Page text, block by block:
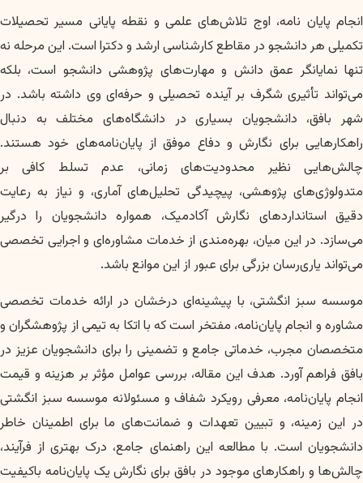
انجام پایان نامه، اوج تلاش‌های علمی و نقطه پایانی مسیر تحصیلات
تکمیلی هر دانشجو در مقاطع کارشناسی ارشد و دکترا است. این مرحله نه
تنها نمایانگر عمق دانش و مهارت‌های پژوهشی دانشجو است، بلکه
می‌تواند تأثیری شگرف بر آینده تحصیلی و حرفه‌ای وی داشته باشد. در
شهر بافق، دانشجویان بسیاری در دانشگاه‌های مختلف به دنبال
راهکارهایی برای نگارش و دفاع موفق از پایان‌نامه‌های خود هستند.
چالش‌هایی نظیر محدودیت‌های زمانی، عدم تسلط کافی بر
متدولوژی‌های پژوهشی، پیچیدگی تحلیل‌های آماری، و نیاز به رعایت
دقیق استانداردهای نگارش آکادمیک، همواره دانشجویان را درگیر
می‌سازد. در این میان، بهره‌مندی از خدمات مشاوره‌ای و اجرایی تخصصی
می‌تواند یاری‌رسان بزرگی برای عبور از این موانع باشد.
موسسه سبز انگشتی، با پیشینه‌ای درخشان در ارائه خدمات تخصصی
مشاوره و انجام پایان‌نامه، مفتخر است که با اتکا به تیمی از پژوهشگران و
متخصصان مجرب، خدماتی جامع و تضمینی را برای دانشجویان عزیز در
بافق فراهم آورد. هدف این مقاله، بررسی عوامل مؤثر بر هزینه و قیمت
انجام پایان‌نامه، معرفی رویکرد شفاف و مسئولانه موسسه سبز انگشتی
در این زمینه، و تبیین تعهدات و ضمانت‌های ما برای اطمینان خاطر
دانشجویان است. با مطالعه این راهنمای جامع، درک بهتری از فرآیند،
چالش‌ها و راهکارهای موجود در بافق برای نگارش یک پایان‌نامه باکیفیت